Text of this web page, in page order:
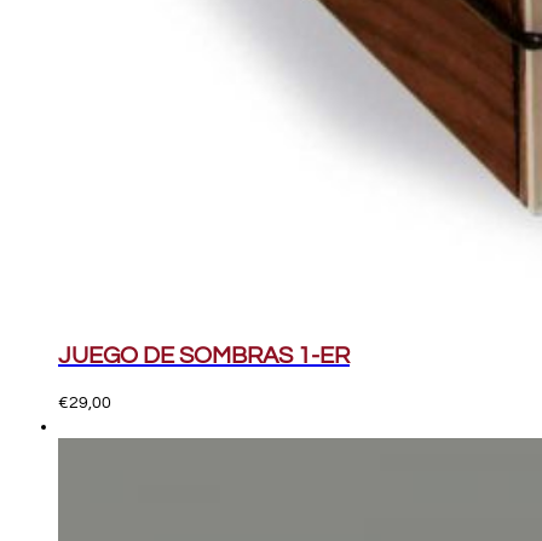
JUEGO DE SOMBRAS 1-ER
€29,00